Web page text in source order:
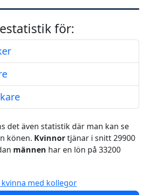
för:
det även statistik där man kan se
könen. Kvinnortjänar i snitt 29900
männen har en lön på 33200